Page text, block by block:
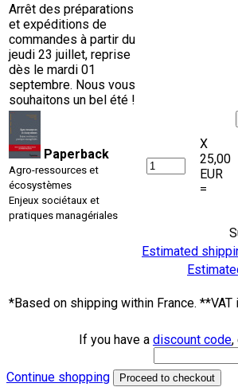
Arrêt des préparations
et expéditions de
commandes à partir du
jeudi 23 juillet, reprise
dès le mardi 01
septembre. Nous vous
souhaitons un bel été !
Paperback
Agro-ressources et
écosystèmes
Enjeux sociétaux et
pratiques managériales
X
25,00
EUR
=
Estimated
*Based on shipping within France. **VAT
If you have a discount code,
Continue shopping Proceed to checkout